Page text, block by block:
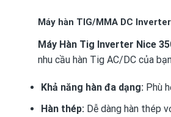
Máy hàn TIG/MMA DC
Máy Hàn Tig Inverter Nice
nhu cầu hàn Tig AC/DC của
Khả năng hàn đa dạng:Phù
Hàn thép:Dễ dàng hàn thép